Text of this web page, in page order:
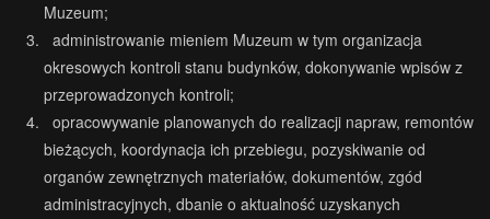
Muzeum;
administrowanie mieniem Muzeum w tym organizacja
okresowych kontroli stanu budynków, dokonywanie wpisów z
przeprowadzonych kontroli;
opracowywanie planowanych do realizacji napraw, remontów
bieżących, koordynacja ich przebiegu, pozyskiwanie od
organów zewnętrznych materiałów, dokumentów, zgód
administracyjnych, dbanie o aktualność uzyskanych